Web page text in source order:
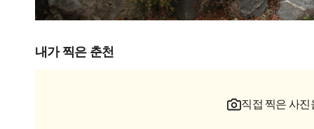
내가 찍은 춘천
직접 찍은 사진